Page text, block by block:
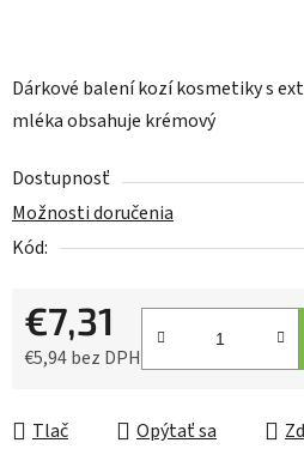
Dárkové balení kozí kosmetiky s
mléka obsahuje krémový
Dostupnosť
Možnosti doručenia
Kód:
€7,31
€5,94 bez DPH
Tlač Opýtať sa